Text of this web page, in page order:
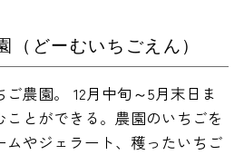
（どーむいちごえん）
農園。 12月中旬～5月末日ま
とができる。農園のいちごを
やジェラート、穫ったいちご